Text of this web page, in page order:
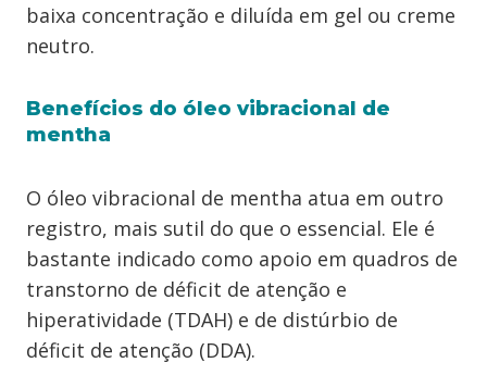
baixa concentração e diluída em gel ou creme
neutro.
Benefícios do óleo vibracional de
mentha
O óleo vibracional de mentha atua em outro
registro, mais sutil do que o essencial. Ele é
bastante indicado como apoio em quadros de
transtorno de déficit de atenção e
hiperatividade (TDAH) e de distúrbio de
déficit de atenção (DDA).